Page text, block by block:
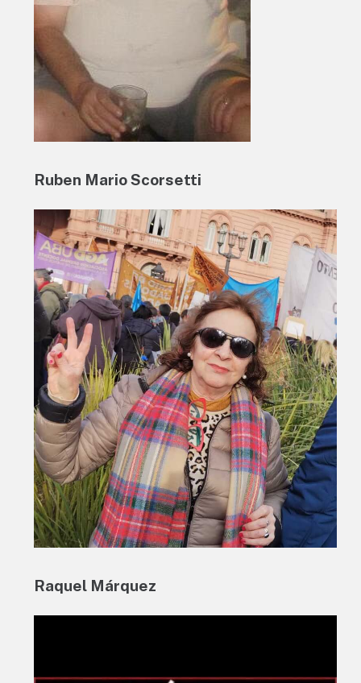
Ruben Mario Scorsetti
Raquel Márquez